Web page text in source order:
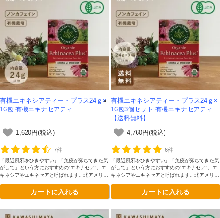
有機エキネシアティー・プラス24ｇ×
16包 有機エキナセアティー
1,620円(税込)
7件
「最近風邪をひきやすい」「免疫が落ちてきた気
がして」という方におすすめの“エキナセア”。エ
キネシアやエキネセアと呼ばれます。北アメリカ
アンのハーブとも呼ばれ古来から重宝されていま
す。
カートに入れる
有機エキネシアティー・プラス24ｇ×
16包3個セット 有機エキナセアティー
【送料無料】
4,760円(税込)
6件
「最近風邪をひきやすい」「免疫が落ちてきた気
がして」という方におすすめの“エキナセア”。エ
キネシアやエキネセアと呼ばれます。北アメリカ
アンのハーブとも呼ばれ古来から重宝されていま
す。
カートに入れる